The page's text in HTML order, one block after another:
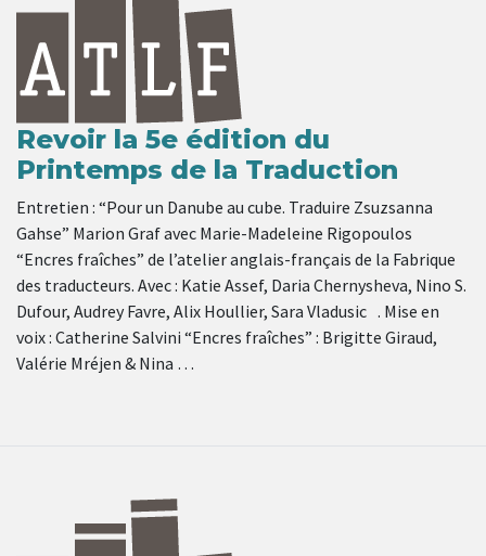
Revoir la 5e édition du
Printemps de la Traduction
Entretien : “Pour un Danube au cube. Traduire Zsuzsanna
Gahse” Marion Graf avec Marie-Madeleine Rigopoulos
“Encres fraîches” de l’atelier anglais-français de la Fabrique
des traducteurs. Avec : Katie Assef, Daria Chernysheva, Nino S.
Dufour, Audrey Favre, Alix Houllier, Sara Vladusic . Mise en
voix : Catherine Salvini “Encres fraîches” : Brigitte Giraud,
Valérie Mréjen & Nina …